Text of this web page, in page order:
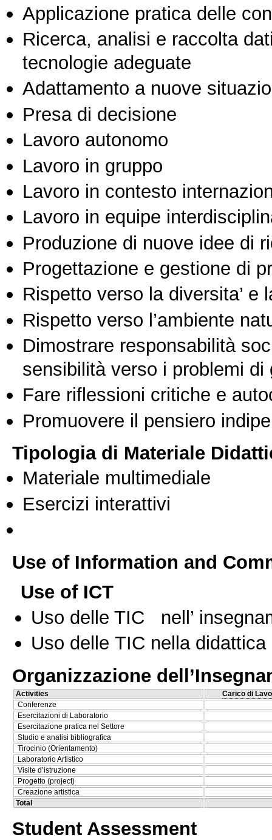
Applicazione pratica delle
Ricerca, analisi e raccolta
tecnologie adeguate
Adattamento a nuove
Presa di decisione
Lavoro autonomo
Lavoro in gruppo
Lavoro in contesto
Lavoro in equipe
Produzione di nuove idee di
Progettazione e gestione di
Rispetto verso la diversita’ e
Rispetto verso l’ambiente
Dimostrare responsabilità
sensibilità verso i problemi di
Fare riflessioni critiche e
Promuovere il pensiero
Tipologia di Materiale
Materiale multimediale
Esercizi interattivi
Use of Information and
Use of ICT
Uso delle TIC nell’
Uso delle TIC nella
Organizzazione
Activities
Carico di
Conferenze
Esercitazioni di Laboratorio
Esercitazione pratica nel Settore
Studio e analisi bibliografica
Tirocinio (Orientamento)
Laboratorio Artistico
Visite d’istruzione
Progetto (project)
Creazione artistica
Total
Student Assessment